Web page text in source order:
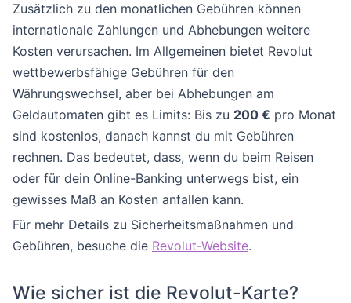
Zusätzlich zu den monatlichen Gebühren können
internationale Zahlungen und Abhebungen weitere
Kosten verursachen. Im Allgemeinen bietet Revolut
wettbewerbsfähige Gebühren für den
Währungswechsel, aber bei Abhebungen am
Geldautomaten gibt es Limits: Bis zu 200 € pro Monat
sind kostenlos, danach kannst du mit Gebühren
rechnen. Das bedeutet, dass, wenn du beim Reisen
oder für dein Online-Banking unterwegs bist, ein
gewisses Maß an Kosten anfallen kann.
Für mehr Details zu Sicherheitsmaßnahmen und
Gebühren, besuche die Revolut-Website.
Wie sicher ist die Revolut-Karte?